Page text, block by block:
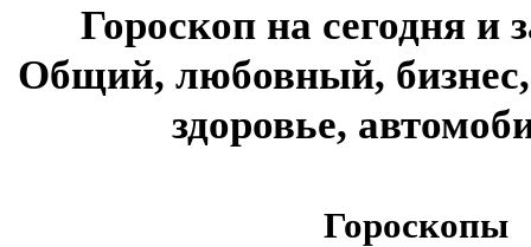
Гороскоп на сегодня и
Общий, любовный,
здоровье,
Гороскопы